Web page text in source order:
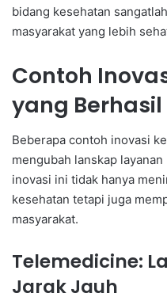
bidang kesehatan
masyarakat yang lebih
Contoh
yang Berhasil
Beberapa contoh inovasi
mengubah lanskap
inovasi ini tidak hanya
kesehatan tetapi juga
masyarakat.
Telemedicine:
Jarak Jauh